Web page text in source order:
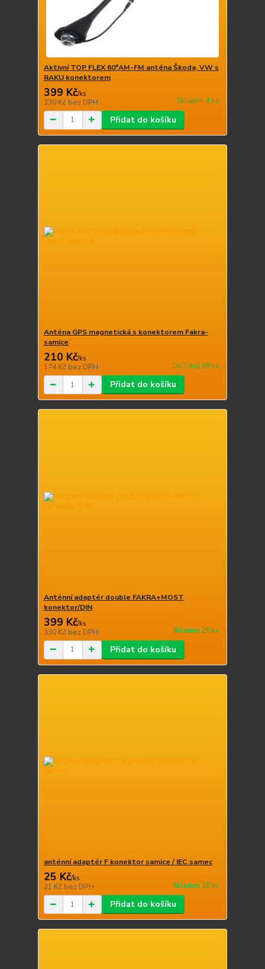
Aktivní TOP FLEX 60°AM-FM anténa Škoda, VW s
RAKU konektorem
399 Kč/ks
330 Kč bez DPH Skladem 4 ks
Přidat do košíku
Anténa GPS magnetická s konektorem Fakra-
samice
210 Kč/ks
174 Kč bez DPH Do 2 dnů 69 ks
Přidat do košíku
Anténní adaptér double FAKRA+MOST
konektor/DIN
399 Kč/ks
330 Kč bez DPH Skladem 20 ks
Přidat do košíku
anténní adaptér F konektor samice / IEC samec
25 Kč/ks
21 Kč bez DPH Skladem 20 ks
Přidat do košíku